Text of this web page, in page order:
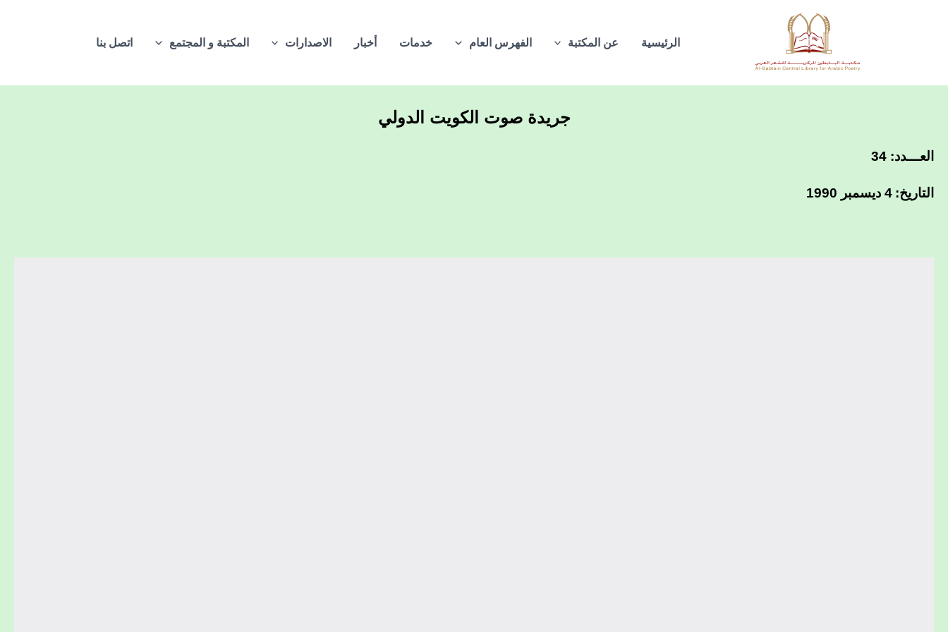
الرئيسية عن المكتبة الفهرس العام خدمات أخبار الاصدارات المكتبة و المجتمع اتصل بنا
جريدة صوت الكويت الدولي
العـــدد: 34
التاريخ: 4 ديسمبر 1990